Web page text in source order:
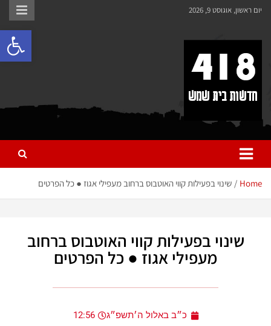
לתוכן
יום ראשון, אוגוסט 9, 2026
418 – חדשות בית שמש
כל מה שחדש ומעניין בבית שמש בכלל והחרדית בפרט
Home שינוי בפעילות קווי האוטבוס ברחוב מעפילי אגוז ● כל הפרטים
שינוי בפעילות קווי האוטבוס ברחוב
מעפילי אגוז ● כל הפרטים
כ״ב באלול ה׳תשפ״ג 12:56